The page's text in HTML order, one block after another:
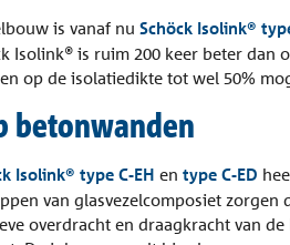
is vanaf nu Schöck Isolink®
Isolink® is ruim 200 keer beter
op de isolatiedikte tot wel 50%
betonwanden
Isolink® type C-EH en type C-ED
van glasvezelcomposiet
overdracht en draagkracht van